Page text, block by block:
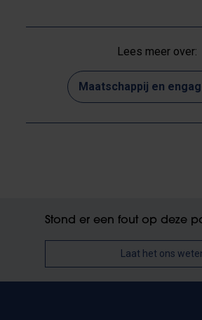
Lees meer over:
Maatschappij en
Stond er een fout op deze
Laat het ons